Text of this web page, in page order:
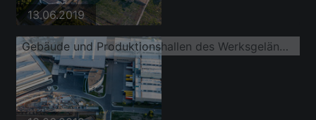
13.06.2019
Gebäude und Produktionshallen des Werksgelände der SEW-EURODRIVE GmbH & Co KG